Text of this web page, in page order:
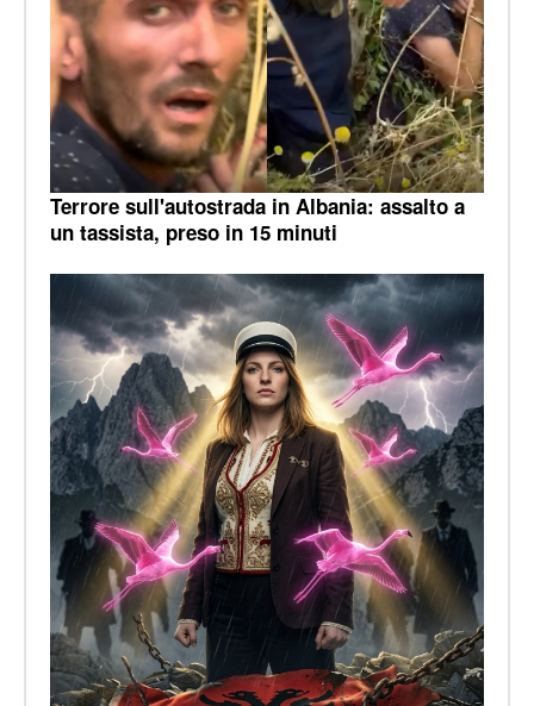
Terrore sull'autostrada in Albania: assalto a
un tassista, preso in 15 minuti